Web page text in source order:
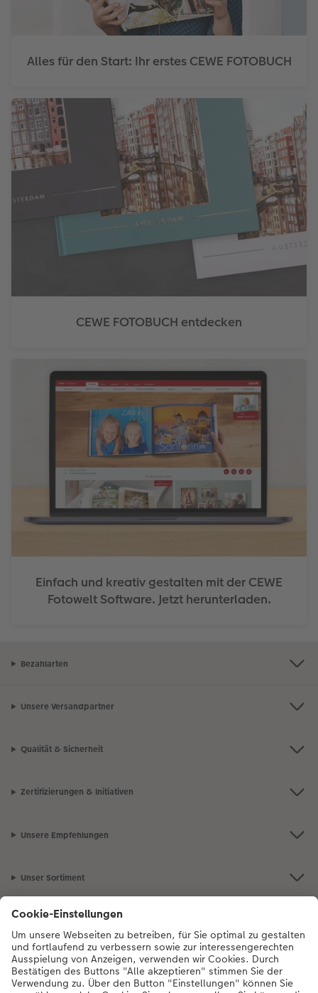
Alles für den Start: Ihr erstes CEWE FOTOBUCH
CEWE FOTOBUCH entdecken
Einfach und kreativ gestalten mit der CEWE
Fotowelt Software. Jetzt herunterladen.
Bezahlarten
Unsere Versandpartner
Qualität & Sicherheit
Zertifizierungen & Initiativen
Unsere Empfehlungen
Unser Sortiment
Service
Mehr zum CEWE Fotoservice